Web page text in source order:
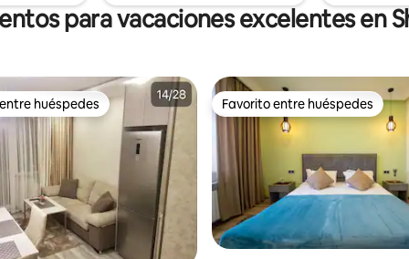
para vacaciones excelentes en
huéspedes
huéspedes Favorito entre huéspedes
Favorito entre huéspedes